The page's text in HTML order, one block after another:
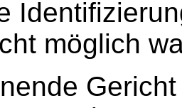
möglich